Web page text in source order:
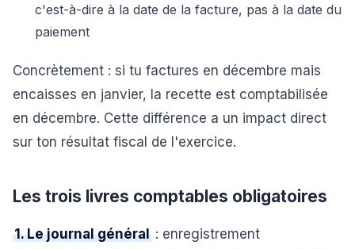
c'est-à-dire à la date de la facture, pas à la date du
paiement
Concrètement : si tu factures en décembre mais
encaisses en janvier, la recette est comptabilisée
en décembre. Cette différence a un impact direct
sur ton résultat fiscal de l'exercice.
Les trois livres comptables obligatoires
1. Le journal général : enregistrement